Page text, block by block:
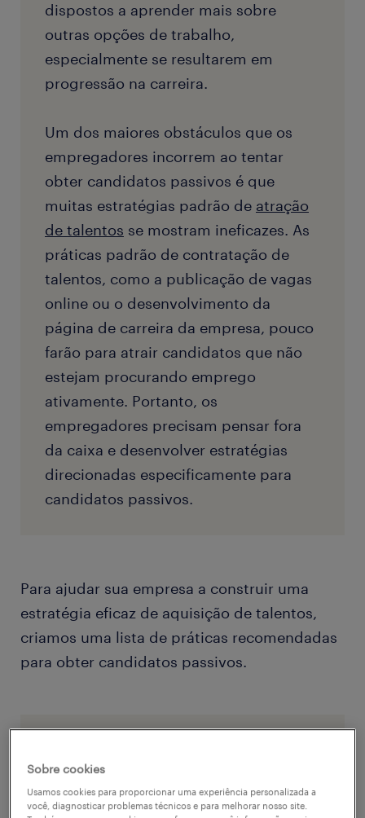
dispostos a aprender mais sobre
outras opções de trabalho,
especialmente se resultarem em
progressão na carreira.
Um dos maiores obstáculos que os
empregadores incorrem ao tentar
obter candidatos passivos é que
muitas estratégias padrão de atração
de talentos se mostram ineficazes. As
práticas padrão de contratação de
talentos, como a publicação de vagas
online ou o desenvolvimento da
página de carreira da empresa, pouco
farão para atrair candidatos que não
estejam procurando emprego
ativamente. Portanto, os
empregadores precisam pensar fora
da caixa e desenvolver estratégias
direcionadas especificamente para
candidatos passivos.
Para ajudar sua empresa a construir uma
estratégia eficaz de aquisição de talentos,
criamos uma lista de práticas recomendadas
para obter candidatos passivos.
Sobre cookies
Usamos cookies para proporcionar uma experiência personalizada a
você, diagnosticar problemas técnicos e para melhorar nosso site.